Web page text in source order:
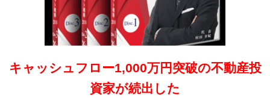
キャッシュフロー1,000万円突破の不動産投
資家が続出した